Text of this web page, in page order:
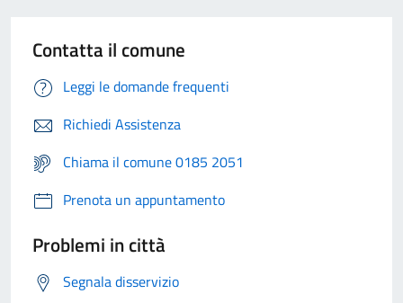
Contatta il comune
Leggi le domande frequenti
Richiedi Assistenza
Chiama il comune 0185 2051
Prenota un appuntamento
Problemi in città
Segnala disservizio